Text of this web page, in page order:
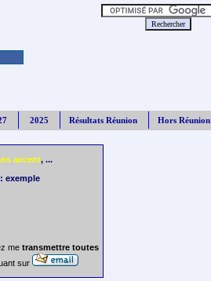
2025 Résultats Réunion Hors Réunion
accent, ...
exemple
me transmettre toutes
sur